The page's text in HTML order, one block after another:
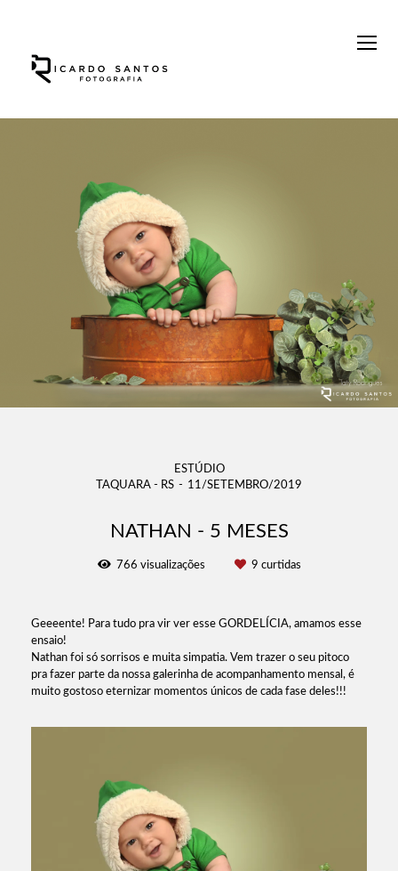
ESTÚDIO
TAQUARA - RS
11/SETEMBRO/2019
NATHAN - 5 MESES
766 visualizações 9 curtidas
Geeeente! Para tudo pra vir ver esse GORDELÍCIA, amamos esse
ensaio!
Nathan foi só sorrisos e muita simpatia. Vem trazer o seu pitoco
pra fazer parte da nossa galerinha de acompanhamento mensal, é
muito gostoso eternizar momentos únicos de cada fase deles!!!